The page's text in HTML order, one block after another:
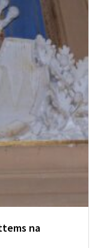
na